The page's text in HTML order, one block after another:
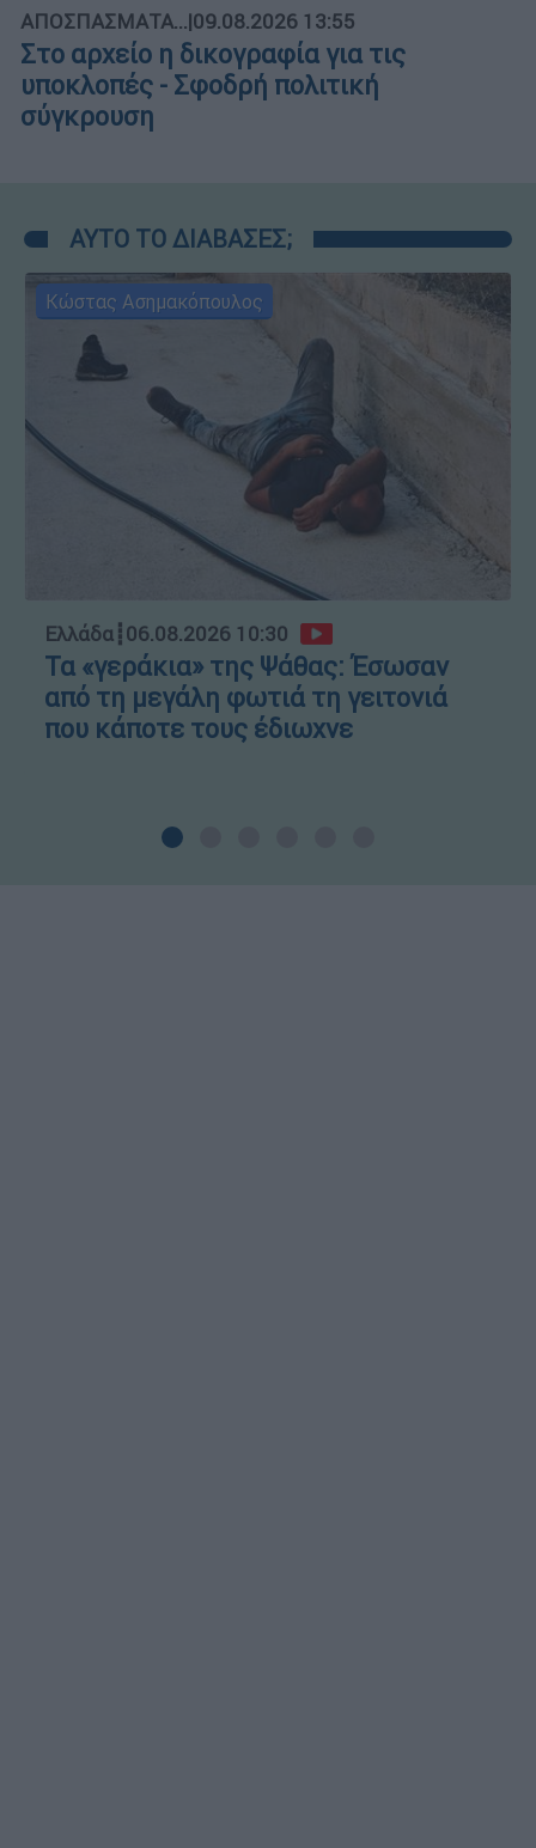
ΑΠΟΣΠΑΣΜΑΤΑ...|09.08.2026 13:55
Στο αρχείο η δικογραφία για τις
υποκλοπές - Σφοδρή πολιτική
σύγκρουση
ΑΥΤΟ ΤΟ ΔΙΑΒΑΣΕΣ;
Κώστας Ασημακόπουλος
Ελλάδα┋06.08.2026 10:30
Τα «γεράκια» της Ψάθας: Έσωσαν
από τη μεγάλη φωτιά τη γειτονιά
που κάποτε τους έδιωχνε